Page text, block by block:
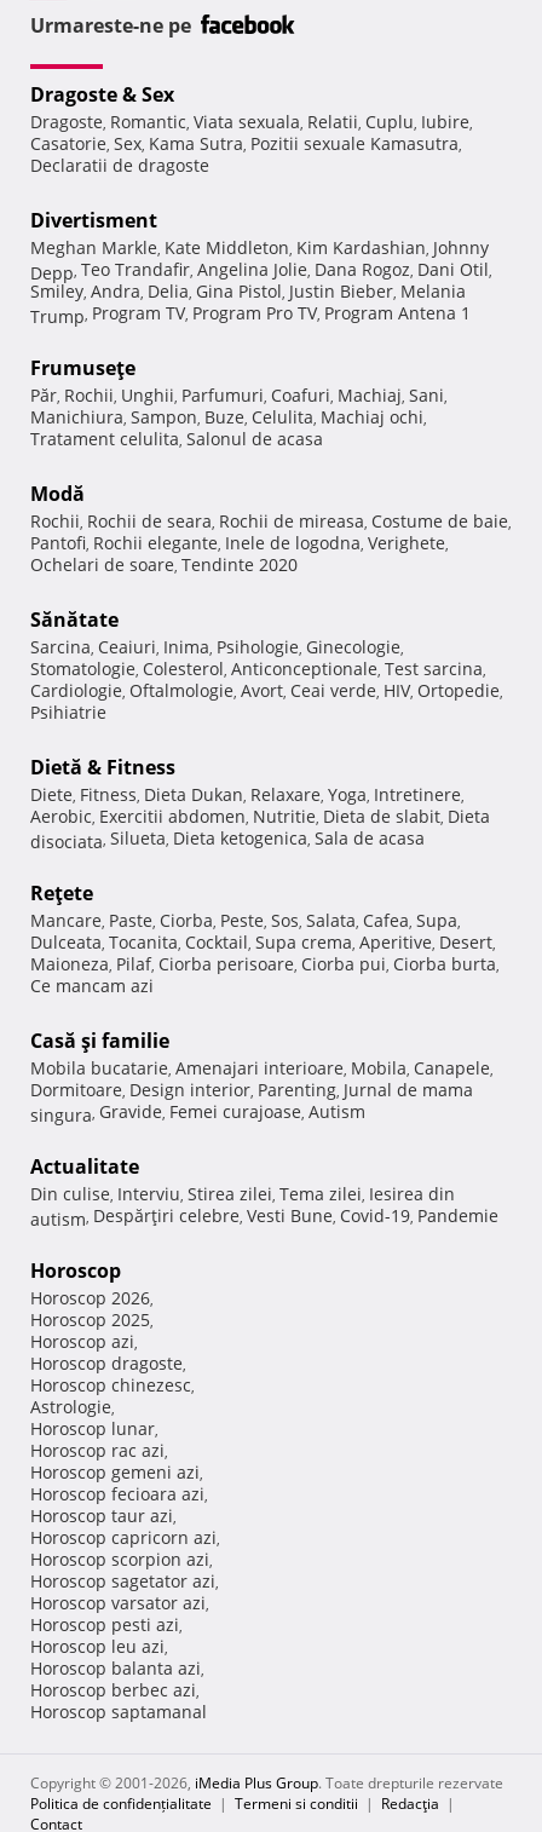
Urmareste-ne pe
Dragoste & Sex
Dragoste, Romantic, Viata sexuala, Relatii, Cuplu, Iubire,
Casatorie, Sex, Kama Sutra, Pozitii sexuale Kamasutra,
Declaratii de dragoste
Divertisment
Meghan Markle, Kate Middleton, Kim Kardashian, Johnny
Depp, Teo Trandafir, Angelina Jolie, Dana Rogoz, Dani Otil,
Smiley, Andra, Delia, Gina Pistol, Justin Bieber, Melania
Trump, Program TV, Program Pro TV, Program Antena 1
Frumuseţe
Păr, Rochii, Unghii, Parfumuri, Coafuri, Machiaj, Sani,
Manichiura, Sampon, Buze, Celulita, Machiaj ochi,
Tratament celulita, Salonul de acasa
Modă
Rochii, Rochii de seara, Rochii de mireasa, Costume de baie,
Pantofi, Rochii elegante, Inele de logodna, Verighete,
Ochelari de soare, Tendinte 2020
Sănătate
Sarcina, Ceaiuri, Inima, Psihologie, Ginecologie,
Stomatologie, Colesterol, Anticonceptionale, Test sarcina,
Cardiologie, Oftalmologie, Avort, Ceai verde, HIV, Ortopedie,
Psihiatrie
Dietă & Fitness
Diete, Fitness, Dieta Dukan, Relaxare, Yoga, Intretinere,
Aerobic, Exercitii abdomen, Nutritie, Dieta de slabit, Dieta
disociata, Silueta, Dieta ketogenica, Sala de acasa
Reţete
Mancare, Paste, Ciorba, Peste, Sos, Salata, Cafea, Supa,
Dulceata, Tocanita, Cocktail, Supa crema, Aperitive, Desert,
Maioneza, Pilaf, Ciorba perisoare, Ciorba pui, Ciorba burta,
Ce mancam azi
Casă şi familie
Mobila bucatarie, Amenajari interioare, Mobila, Canapele,
Dormitoare, Design interior, Parenting, Jurnal de mama
singura, Gravide, Femei curajoase, Autism
Actualitate
Din culise, Interviu, Stirea zilei, Tema zilei, Iesirea din
autism, Despărţiri celebre, Vesti Bune, Covid-19, Pandemie
Horoscop
Horoscop 2026,
Horoscop 2025,
Horoscop azi,
Horoscop dragoste,
Horoscop chinezesc,
Astrologie,
Horoscop lunar,
Horoscop rac azi,
Horoscop gemeni azi,
Horoscop fecioara azi,
Horoscop taur azi,
Horoscop capricorn azi,
Horoscop scorpion azi,
Horoscop sagetator azi,
Horoscop varsator azi,
Horoscop pesti azi,
Horoscop leu azi,
Horoscop balanta azi,
Horoscop berbec azi,
Horoscop saptamanal
Copyright © 2001-2026, iMedia Plus Group. Toate drepturile rezervate
Politica de confidențialitate | Termeni si conditii | Redacţia |
Contact